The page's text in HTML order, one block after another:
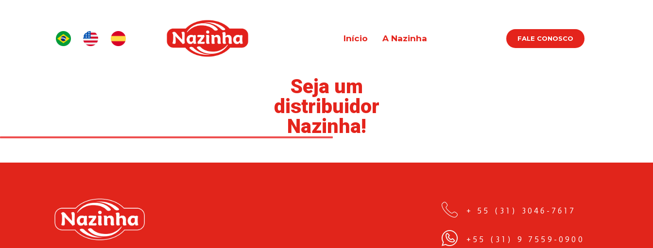
Início A Nazinha FALE CONOSCO
Seja um
distribuidor
Nazinha!
+ 55 (31) 3046-7617
+55 (31) 9 7559-0900